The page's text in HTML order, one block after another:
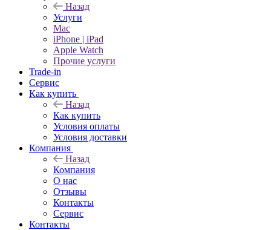
Назад
Услуги
Mac
iPhone | iPad
Apple Watch
Прочие услуги
Trade-in
Сервис
Как купить
Назад
Как купить
Условия оплаты
Условия доставки
Компания
Назад
Компания
О нас
Отзывы
Контакты
Сервис
Контакты